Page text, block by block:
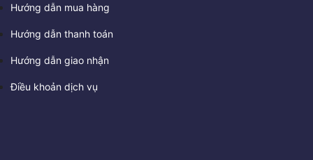
Hướng dẫn mua hàng
Hướng dẫn thanh toán
Hướng dẫn giao nhận
Điều khoản dịch vụ